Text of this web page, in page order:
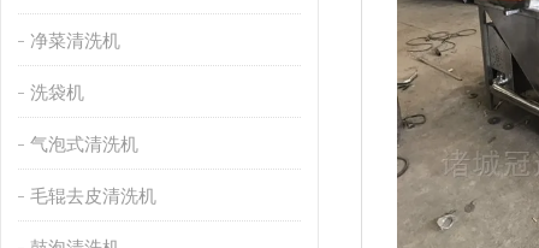
净菜清洗机
洗袋机
气泡式清洗机
毛辊去皮清洗机